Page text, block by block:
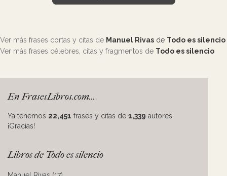
Ver más frases cortas y citas de Manuel Rivas de Todo es silencio
Ver más frases célebres, citas y fragmentos de Todo es silencio
En FrasesLibros.com...
Ya tenemos 22,451 frases y citas de 1,339 autores.
¡Gracias!
Libros de Todo es silencio